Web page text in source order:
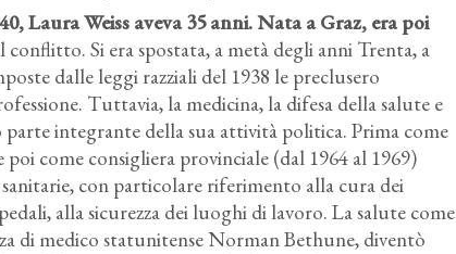
Laura Weiss aveva 35 anni. Nata a Graz, era poi
Si era spostata, a metà degli anni Trenta, a
dalle leggi razziali del 1938 le preclusero
Tuttavia, la medicina, la difesa della salute e
integrante della sua attività politica. Prima come
come consigliera provinciale (dal 1964 al 1969)
con particolare riferimento alla cura dei
alla sicurezza dei luoghi di lavoro. La salute come
di medico statunitense Norman Bethune, diventò